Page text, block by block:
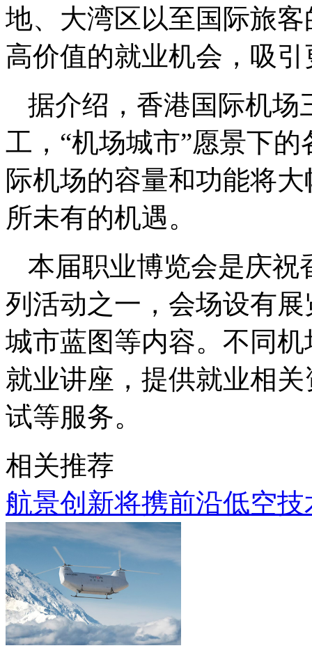
地、大湾区以至国际旅
高价值的就业机会，吸
据介绍，香港国际机场
工，“机场城市”愿景下
际机场的容量和功能将
所未有的机遇。
本届职业博览会是庆祝
列活动之一，会场设有
城市蓝图等内容。不同
就业讲座，提供就业相
试等服务。
相关推荐
航景创新将携前沿低空